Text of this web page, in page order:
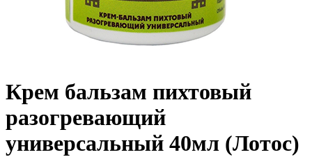
Крем бальзам пихтовый
разогревающий
универсальный 40мл (Лотос)